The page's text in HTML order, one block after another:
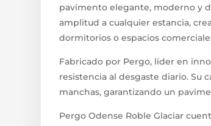
pavimento elegante, moderno y
amplitud a cualquier estancia,
dormitorios o espacios
Fabricado por Pergo, líder en
resistencia al desgaste diario. Su
manchas, garantizando un
Pergo Odense Roble Glaciar